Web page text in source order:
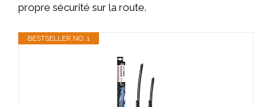
propre sécurité sur la route.
BESTSELLER NO. 1